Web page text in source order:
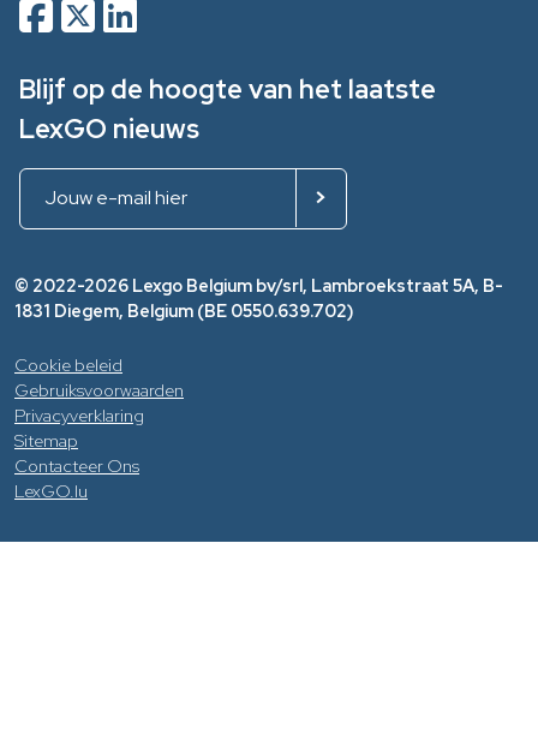
Blijf op de hoogte van het laatste
LexGO nieuws
© 2022-2026 Lexgo Belgium bv/srl, Lambroekstraat 5A, B-
1831 Diegem, Belgium (BE 0550.639.702)
Cookie beleid
Gebruiksvoorwaarden
Privacyverklaring
Sitemap
Contacteer Ons
LexGO.lu